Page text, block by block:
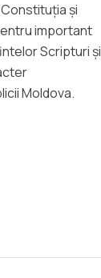
și
important
Scripturi și
Moldova.